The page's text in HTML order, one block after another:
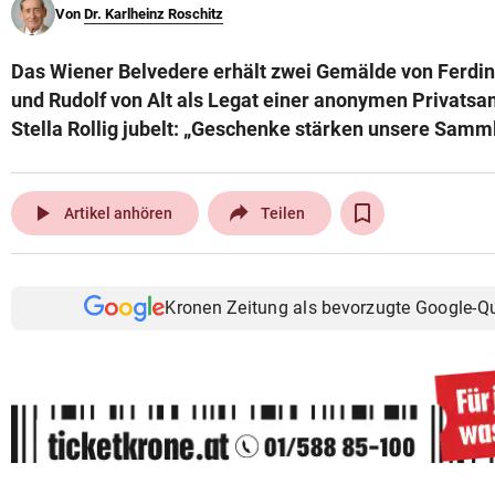
© Krone Multimedia GmbH & Co KG 2026
Von Dr. Karlheinz Roschitz
Das Wiener Belvedere erhält zwei Gemälde von
und Rudolf von Alt als Legat einer anonymen
Stella Rollig jubelt: „Geschenke stärken unsere
play_arrow Artikel anhören Teilen
Kronen Zeitung als bevorzugte Google-